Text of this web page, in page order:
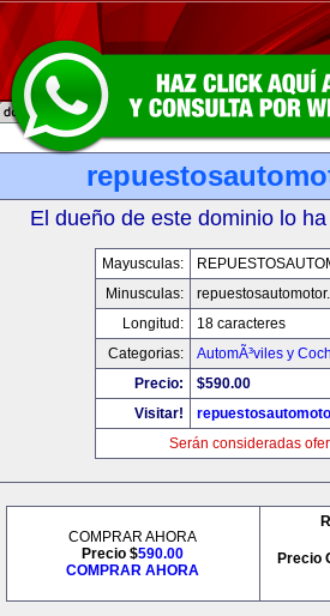
El dueño de este dominio lo
Mayusculas:
Minusculas:
Longitud:
18 caracteres
Categorias:
AutomÃ³viles y
Precio:
$590.00
Visitar!
Serán consideradas
COMPRAR AHORA
Precio $590.00
COMPRAR AHORA
Precio